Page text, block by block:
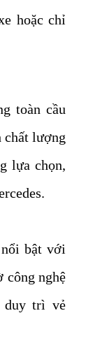
hoặc chỉ
toàn cầu
chất lượng
lựa chọn,
bật với
công nghệ
duy trì vẻ